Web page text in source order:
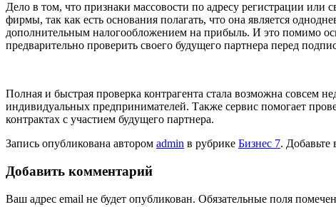
Дело в том, что признаки массовости по адресу регистрации
фирмы, так как есть основания полагать, что она является
дополнительным налогообложением на прибыль. И это помимо
предварительно проверить своего будущего партнера перед
Полная и быстрая проверка контрагента стала возможна совсем
индивидуальных предпринимателей. Также сервис помогает
контрактах с участием будущего партнера.
Запись опубликована автором admin в рубрике Бизнес 7. Добавьте
Добавить комментарий
Ваш адрес email не будет опубликован. Обязательные поля